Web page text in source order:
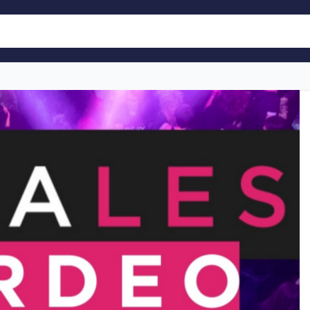
a bclever con tu cuenta
estas aceptandoPolítica de Privacidad ,Términos y Condiciones
Tardeo: 13 de diciembre de 2025